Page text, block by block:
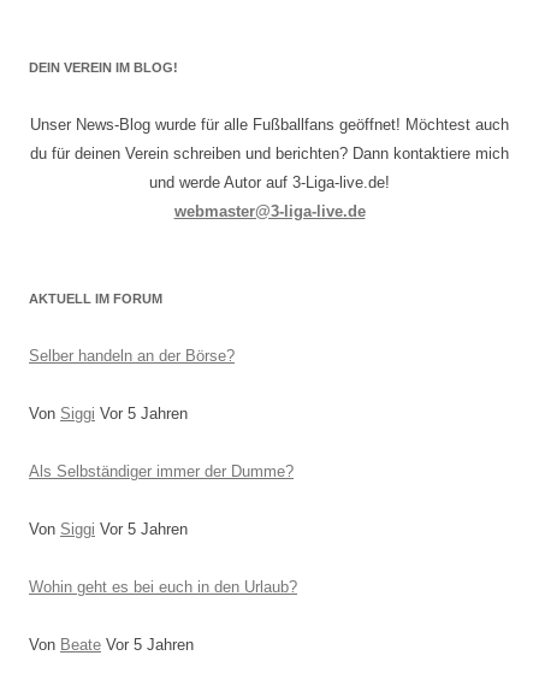
DEIN VEREIN IM BLOG!
Unser News-Blog wurde für alle Fußballfans geöffnet! Möchtest auch
du für deinen Verein schreiben und berichten? Dann kontaktiere mich
und werde Autor auf 3-Liga-live.de!
webmaster@3-liga-live.de
AKTUELL IM FORUM
Selber handeln an der Börse?
Von Siggi Vor 5 Jahren
Als Selbständiger immer der Dumme?
Von Siggi Vor 5 Jahren
Wohin geht es bei euch in den Urlaub?
Von Beate Vor 5 Jahren